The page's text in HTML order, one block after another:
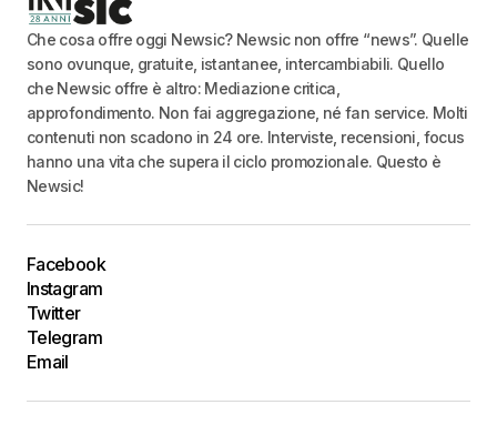
Che cosa offre oggi Newsic? Newsic non offre “news”. Quelle
sono ovunque, gratuite, istantanee, intercambiabili. Quello
che Newsic offre è altro: Mediazione critica,
approfondimento. Non fai aggregazione, né fan service. Molti
contenuti non scadono in 24 ore. Interviste, recensioni, focus
hanno una vita che supera il ciclo promozionale. Questo è
Newsic!
Facebook
Instagram
Twitter
Telegram
Email